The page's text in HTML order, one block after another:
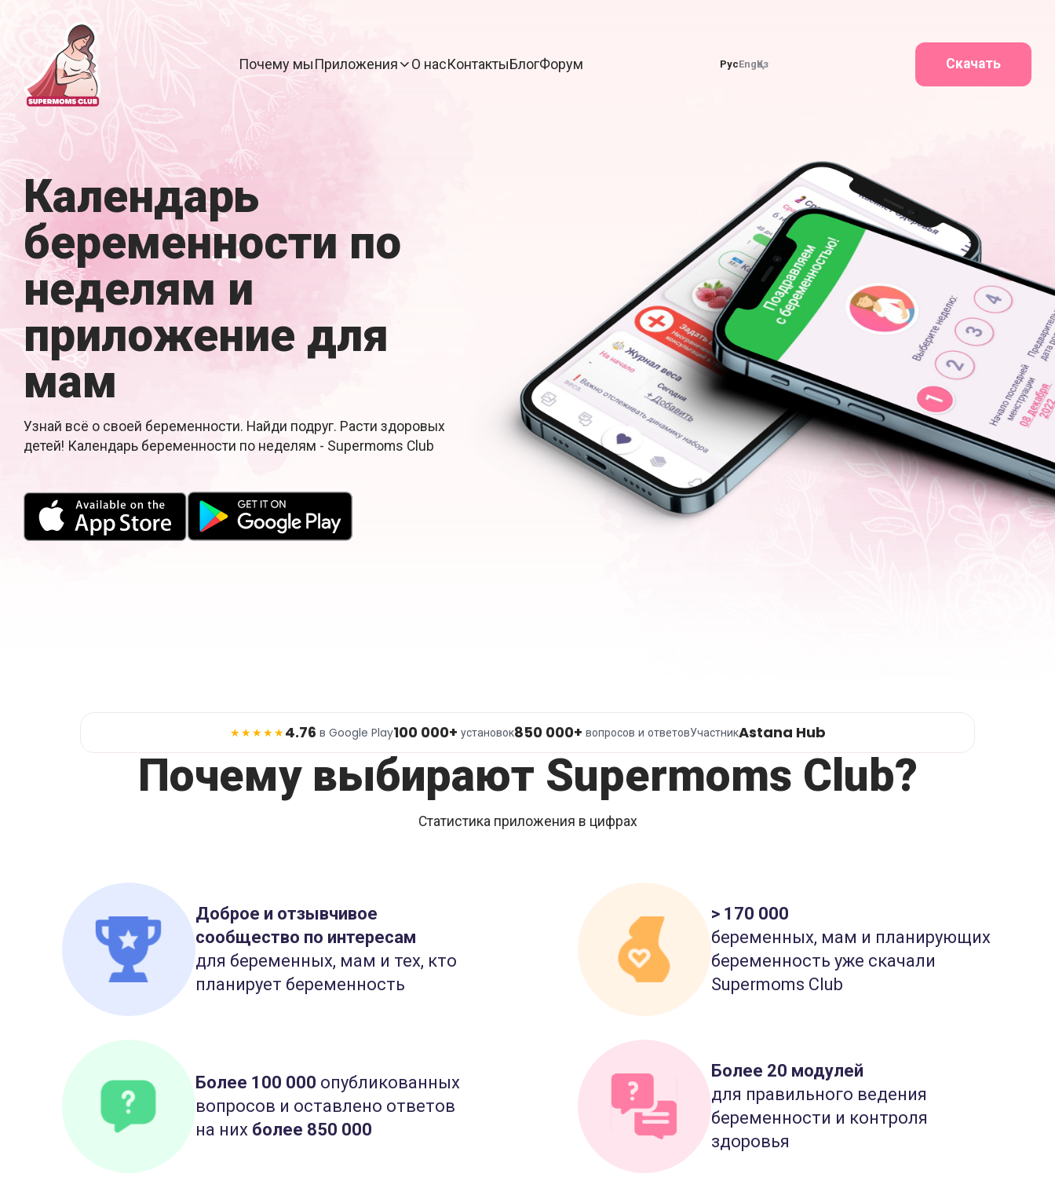
Почему мыПриложения О насКонтактыБлогФорум РусEngҚаз Скачать
Календарь
беременности по
неделям и
приложение для
мам
Узнай всё о своей беременности. Найди подруг. Расти здоровых
детей! Календарь беременности по неделям - Supermoms Club
★★★★★4.76 в Google Play100 000+ установок850 000+ вопросов и ответовУчастникAstana Hub
Почему выбирают Supermoms Club?
Статистика приложения в цифрах
Доброе и отзывчивое
сообщество по интересам
для беременных, мам и тех, кто
планирует беременность
> 170 000
беременных, мам и планирующих
беременность уже скачали
Supermoms Club
Более 100 000 опубликованных
вопросов и оставлено ответов
на них более 850 000
Более 20 модулей
для правильного ведения
беременности и контроля
здоровья